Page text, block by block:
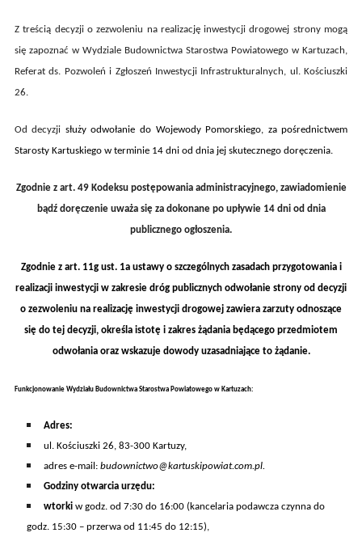
Z treścią decyzji o zezwoleniu na realizację inwestycji drogowej strony mogą
się zapoznać w Wydziale Budownictwa Starostwa Powiatowego w Kartuzach,
Referat ds. Pozwoleń i Zgłoszeń Inwestycji Infrastrukturalnych, ul.Kościuszki
26.
Od decyzji służy odwołanie do Wojewody Pomorskiego, za pośrednictwem
Starosty Kartuskiego w terminie 14 dni od dnia jej skutecznego doręczenia.
Zgodnie z art. 49 Kodeksu postępowania administracyjnego, zawiadomienie
bądź doręczenie uważa się za dokonane po upływie 14 dni od dnia
publicznego ogłoszenia.
Zgodnie z art. 11g ust. 1a ustawy o szczególnych zasadach przygotowania i
realizacji inwestycji w zakresie dróg publicznych odwołanie strony od decyzji
o zezwoleniu na realizację inwestycji drogowej zawiera zarzuty odnoszące
się do tej decyzji, określa istotę i zakres żądania będącego przedmiotem
odwołania oraz wskazuje dowody uzasadniające to żądanie.
Funkcjonowanie Wydziału Budownictwa Starostwa Powiatowego w Kartuzach:
Adres:
ul. Kościuszki 26, 83-300 Kartuzy,
adres e-mail: budownictwo@kartuskipowiat.com.pl.
Godziny otwarcia urzędu:
wtorkiw godz. od 7:30 do 16:00 (kancelaria podawcza czynna do
godz. 15:30 – przerwa od 11:45 do 12:15),